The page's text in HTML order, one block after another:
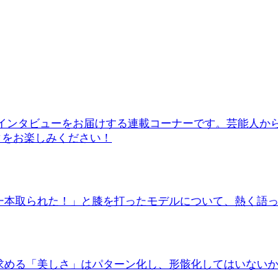
タビューをお届けする連載コーナーです。芸能人か
お楽しみください！
取られた！」と膝を打ったモデルについて、熱く語っ
る「美しさ」はパターン化し、形骸化してはいない